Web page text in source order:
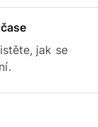
jak se